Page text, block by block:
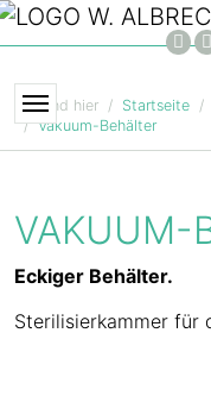
Zum Hauptinhalt
Sie sind hier Startseite
Vakuum-Behälter
VAKUUM-
Eckiger Behälter.
Sterilisierkammer für